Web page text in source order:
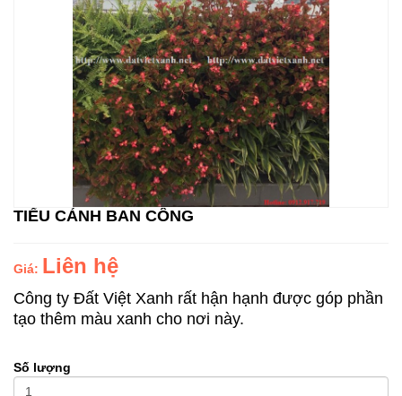
TIỂU CẢNH BAN CÔNG
Giá: Liên hệ
Công ty Đất Việt Xanh rất hận hạnh được góp phần
tạo thêm màu xanh cho nơi này.
Số lượng